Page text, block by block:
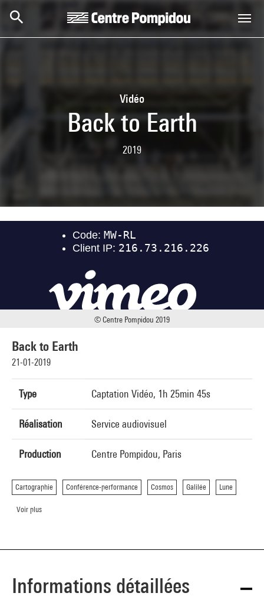
Vidéo
Back to Earth
2019
Back to Earth
21-01-2019
Type Captation Vidéo, 1h 25min 45s
Réalisation Service audiovisuel
Production Centre Pompidou, Paris
Cartographie Conférence-performance Cosmos Galilée Lune
Voir plus
© Centre Pompidou 2019
Informations détaillées